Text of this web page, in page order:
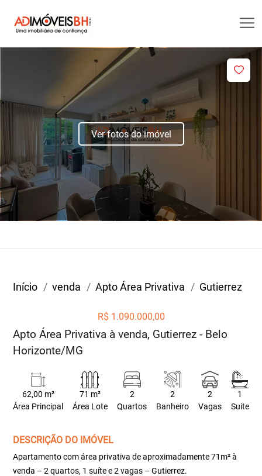
Ver fotos do imóvel
Início venda Apto Área Privativa Gutierrez
R$ 1.090.000,00
Apto Área Privativa à venda, Gutierrez - Belo
Horizonte/MG
62,00 m²
Área Principal
71 m²
Área Lote
2
Quartos
2
Banheiro
2
Vagas
1
Suite
DESCRIÇÃO DO IMÓVEL
Apartamento com área privativa de aproximadamente 71m² à
venda – 2 quartos, 1 suíte e 2 vagas – Gutierrez.